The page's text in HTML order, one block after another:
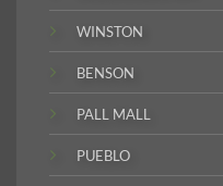
WINSTON
BENSON
PALL MALL
PUEBLO